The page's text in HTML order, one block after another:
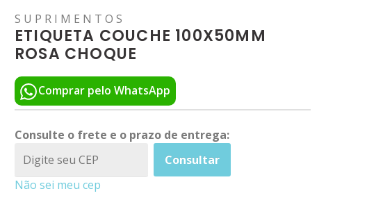
SUPRIMENTOS
ETIQUETA COUCHE 100X50MM
ROSA CHOQUE
Comprar pelo WhatsApp
Consulte o frete e o prazo de entrega:
Consultar
Não sei meu cep